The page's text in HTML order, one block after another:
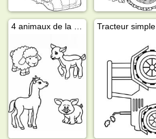
Tracteur simple